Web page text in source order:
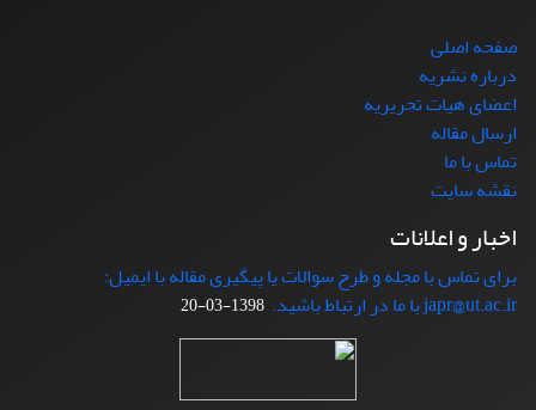
صفحه اصلی
درباره نشریه
اعضای هیات تحریریه
ارسال مقاله
تماس با ما
نقشه سایت
اخبار و اعلانات
برای تماس با مجله و طرح سوالات یا پیگیری مقاله با ایمیل:
japr@ut.ac.ir با ما در ارتباط باشید.
1398-03-20